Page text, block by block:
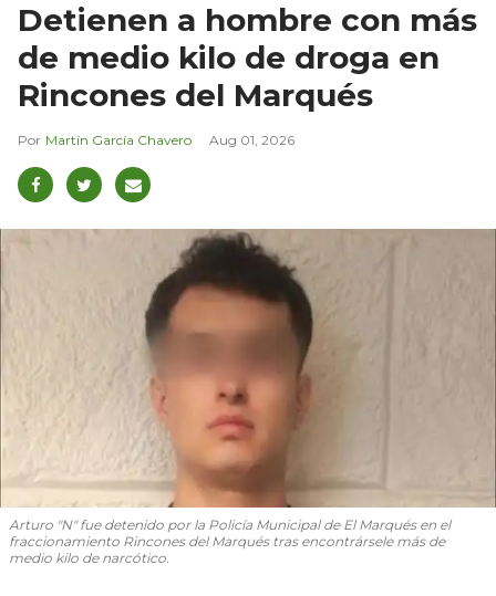
Detienen a hombre con más
de medio kilo de droga en
Rincones del Marqués
Martín García Chavero Aug 01, 2026
Arturo "N" fue detenido por la Policía Municipal de El Marqués en el
fraccionamiento Rincones del Marqués tras encontrársele más de
medio kilo de narcótico.